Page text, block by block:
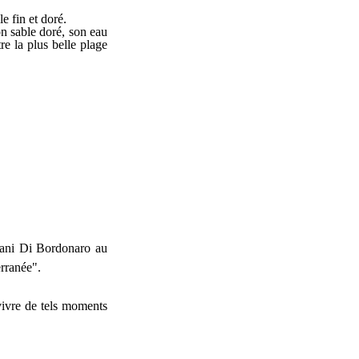
fin et doré.
sable doré, son eau
la plus belle plage
Di Bordonaro au
de tels moments